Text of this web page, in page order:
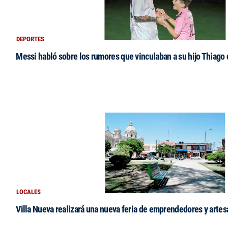
DEPORTES
Messi habló sobre los rumores que vinculaban a su hijo Thiago
LOCALES
Villa Nueva realizará una nueva feria de emprendedores y